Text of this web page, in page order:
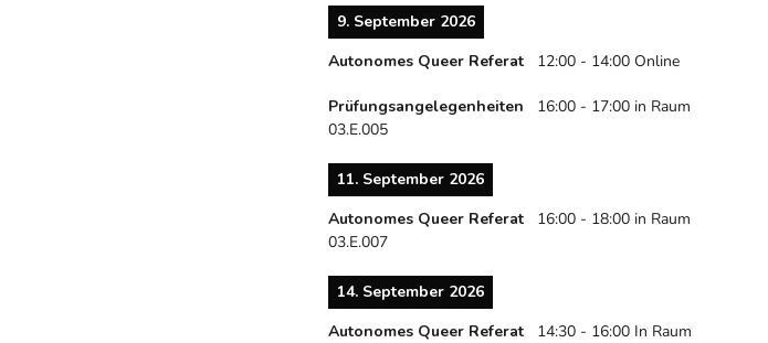
9. September 2026
Autonomes Queer Referat
12:00 - 14:00 Online
Prüfungsangelegenheiten 16:00 - 17:00 in Raum
03.E.005
11. September 2026
Autonomes Queer Referat
16:00 - 18:00 in Raum
03.E.007
14. September 2026
Autonomes Queer Referat
14:30 - 16:00 In Raum